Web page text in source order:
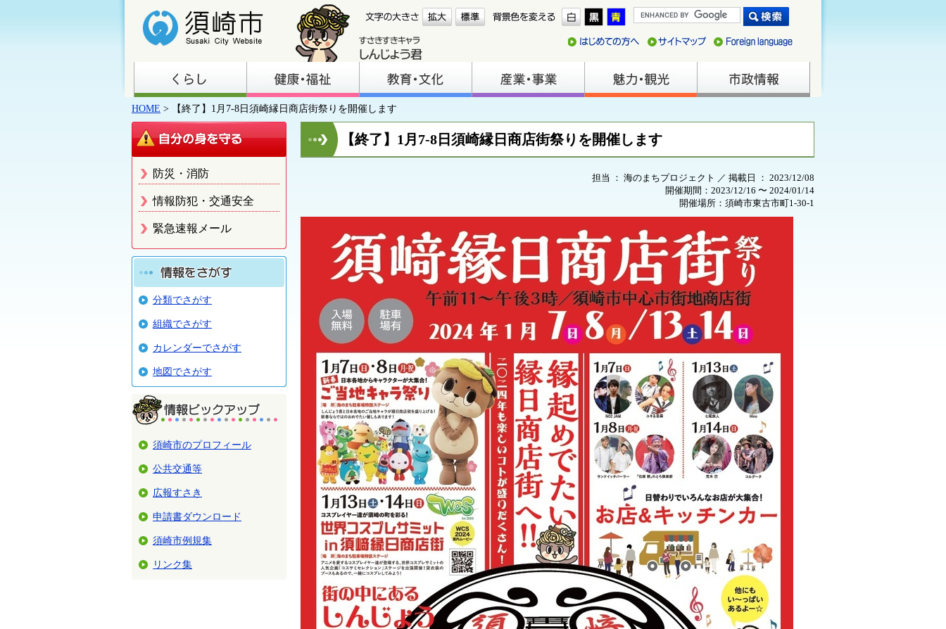
HOME > 【終了】1月7-8日須崎縁日商店街祭りを開催します
防災・消防
情報防犯・交通安全
緊急速報メール
分類でさがす
組織でさがす
カレンダーでさがす
地図でさがす
須崎市のプロフィール
公共交通等
広報すさき
申請書ダウンロード
須崎市例規集
リンク集
【終了】1月7-8日須崎縁日商店街祭りを開催します
担当 ： 海のまちプロジェクト ／ 掲載日 ： 2023/12/08
開催期間：2023/12/16 〜 2024/01/14
開催場所：須崎市東古市町1-30-1